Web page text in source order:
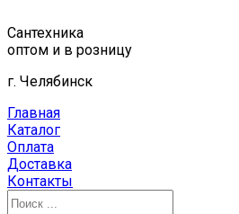
к
содержимому
Сантехника
оптом и в розницу
г. Челябинск
Главная
Каталог
Оплата
Доставка
Контакты